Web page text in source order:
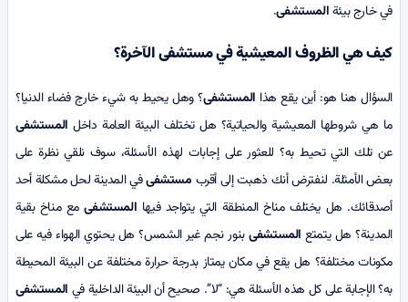
في خارج بيئةالمستشفى.
كيف هي الظروفالمعيشية في مستشفى الآخرة؟
السؤال هنا هو: أين يقع هذا المستشفى؟ وهل يحيط به شيء خارج فضاء الدنيا؟
ما هي شروطها المعيشية والحياتية؟ هل تختلف البيئة العامة داخلالمستشفى
عن تلك التي تحيط به؟ للعثور على إجابات لهذه الأسئلة، سوف نلقي نظرة على
بعض الأمثلة. لنفترض أنك ذهبت إلى أقرب مستشفىفي المدينة لحل مشكلة أحد
أصدقائك. هل يختلف مناخ المنطقة التي يتواجد فيها المستشفىمع مناخ بقية
المدينة؟ هل يتمتعالمستشفىبنور نجم غير الشمس؟ هل يحتوي الهواء فيه على
مكونات مختلفة؟ هل يقع في مكان يمتاز بدرجة حرارة مختلفة عن البيئة المحيطة
به؟ الإجابة على كل هذه الأسئلة هي: “لا”. صحيح أن البيئة الداخلية في المستشفى